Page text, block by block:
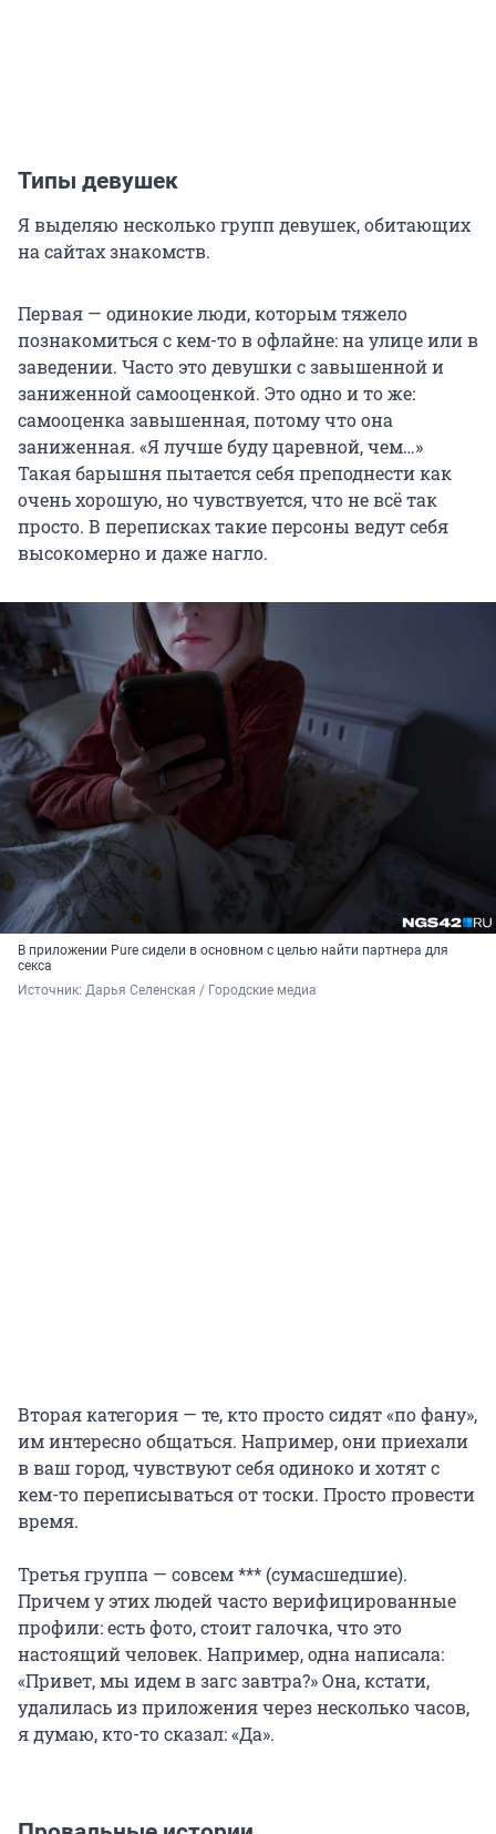
Типы девушек
Я выделяю несколько групп девушек, обитающих
на сайтах знакомств.
Первая — одинокие люди, которым тяжело
познакомиться с кем-то в офлайне: на улице или в
заведении. Часто это девушки с завышенной и
заниженной самооценкой. Это одно и то же:
самооценка завышенная, потому что она
заниженная. «Я лучше буду царевной, чем…»
Такая барышня пытается себя преподнести как
очень хорошую, но чувствуется, что не всё так
просто. В переписках такие персоны ведут себя
высокомерно и даже нагло.
В приложении Pure сидели в основном с целью найти партнера для
секса
Источник: Дарья Селенская / Городские медиа
Вторая категория — те, кто просто сидят «по фану»,
им интересно общаться. Например, они приехали
в ваш город, чувствуют себя одиноко и хотят с
кем-то переписываться от тоски. Просто провести
время.
Третья группа — совсем *** (сумасшедшие).
Причем у этих людей часто верифицированные
профили: есть фото, стоит галочка, что это
настоящий человек. Например, одна написала:
«Привет, мы идем в загс завтра?» Она, кстати,
удалилась из приложения через несколько часов,
я думаю, кто-то сказал: «Да».